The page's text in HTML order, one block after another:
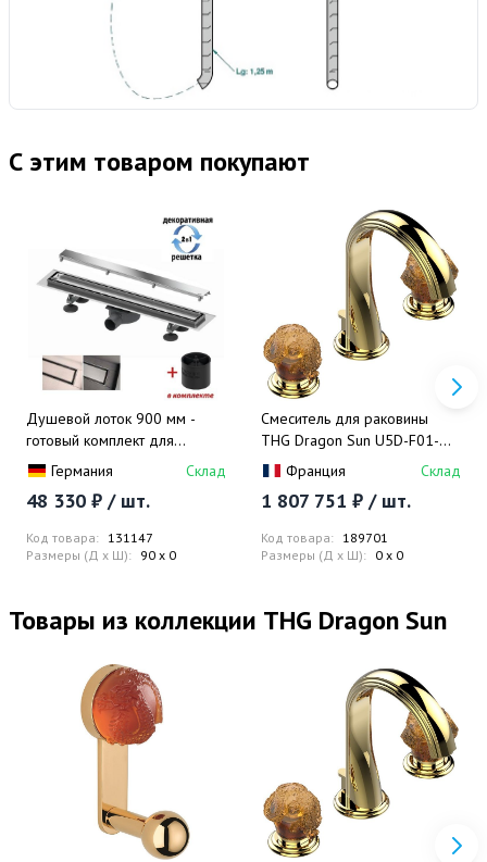
С этим товаром покупают
Душевой лоток 900 мм -
готовый комплект для
монтажа с основой для
плитки и декоративной
панелью TECE Linus “steel”
сталь)
Германия Склад
48 330 ₽ / шт.
Код товара: 131147
Размеры (Д x Ш): 90 x 0
Смеситель для раковины
THG Dragon Sun U5D-F01-
151M (золотой, оранжевый
хрусталь), с донным
клапаном, установка на
Франция Склад
1 807 751 ₽ / шт.
Код товара: 189701
Размеры (Д x Ш): 0 x 0
Товары из коллекции THG Dragon Sun